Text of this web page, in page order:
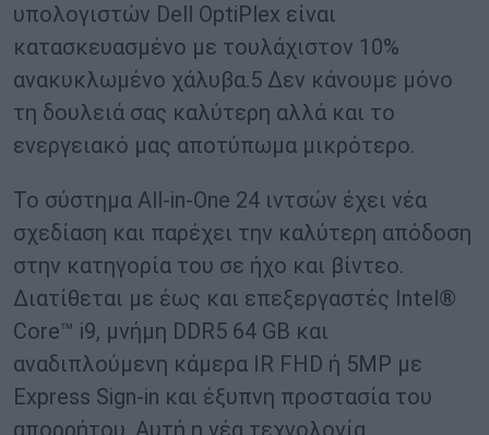
υπολογιστών Dell OptiPlex είναι
κατασκευασμένο με τουλάχιστον 10%
ανακυκλωμένο χάλυβα.5 Δεν κάνουμε μόνο
τη δουλειά σας καλύτερη αλλά και το
ενεργειακό μας αποτύπωμα μικρότερο.
Το σύστημα All-in-One 24 ιντσών έχει νέα
σχεδίαση και παρέχει την καλύτερη απόδοση
στην κατηγορία του σε ήχο και βίντεο.
Διατίθεται με έως και επεξεργαστές Intel®
Core™ i9, μνήμη DDR5 64 GB και
αναδιπλούμενη κάμερα IR FHD ή 5MP με
Express Sign-in και έξυπνη προστασία του